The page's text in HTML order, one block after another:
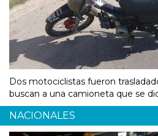
Dos motociclistas fueron
buscan a una camioneta que se
NACIONALES